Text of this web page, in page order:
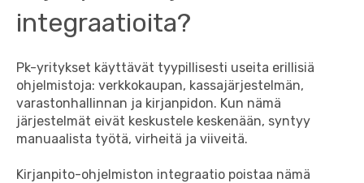
integraatioita?
Pk-yritykset käyttävät tyypillisesti useita erillisiä
ohjelmistoja: verkkokaupan, kassajärjestelmän,
varastonhallinnan ja kirjanpidon. Kun nämä
järjestelmät eivät keskustele keskenään, syntyy
manuaalista työtä, virheitä ja viiveitä.
Kirjanpito-ohjelmiston integraatio poistaa nämä